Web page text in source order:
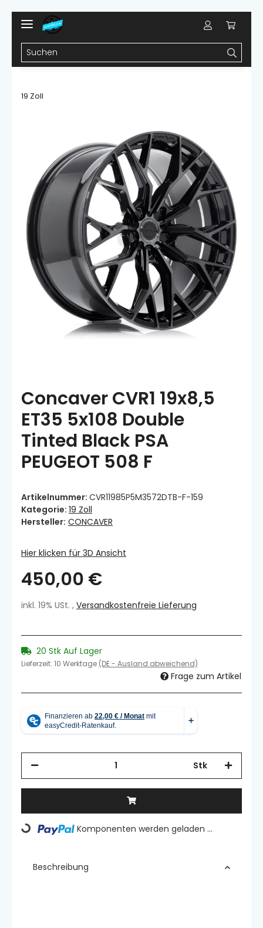
19 Zoll
Concaver CVR1 19x8,5
ET35 5x108 Double
Tinted Black PSA
PEUGEOT 508 F
Artikelnummer: CVR11985P5M3572DTB-F-159
Kategorie: 19 Zoll
Hersteller: CONCAVER
Hier klicken für 3D Ansicht
450,00 €
inkl. 19% USt. , Versandkostenfreie Lieferung
20 Stk Auf Lager
Lieferzeit: 10 Werktage (DE - Ausland abweichend)
Frage zum Artikel
Stk
Loading... Komponenten werden geladen ...
Beschreibung